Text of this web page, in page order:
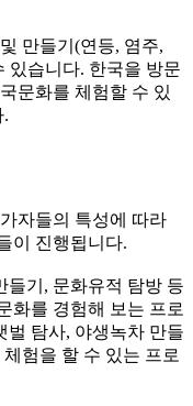
만들기(연등, 염주,
있습니다. 한국을 방문
문화를 체험할 수 있
.
자들의 특성에 따라
이 진행됩니다.
들기, 문화유적 탐방 등
화를 경험해 보는 프로
벌 탐사, 야생녹차 만들
험을 할 수 있는 프로